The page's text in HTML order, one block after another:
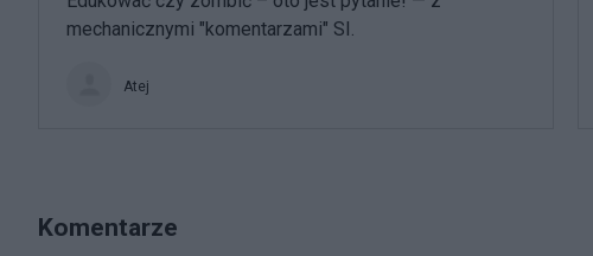
mechanicznymi "komentarzami" SI.
Atej
Komentarze